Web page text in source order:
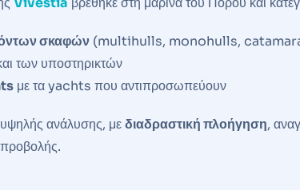
σκαφών (multihulls, monohulls,
των υποστηρικτών
με τα yachts που αντιπροσωπεύουν
υψηλής ανάλυσης, μεδιαδραστική πλοήγηση,
προβολής.